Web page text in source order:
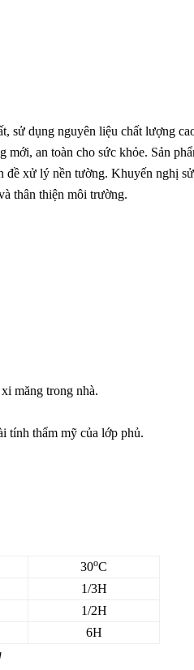
sử dụng nguyên liệu chất lượng
an toàn cho sức khỏe. Sản
xử lý nền tường. Khuyến nghị
thân thiện môi trường.
măng trong nhà.
tính thẩm mỹ của lớp phủ.
30oC
1/3H
1/2H
6H